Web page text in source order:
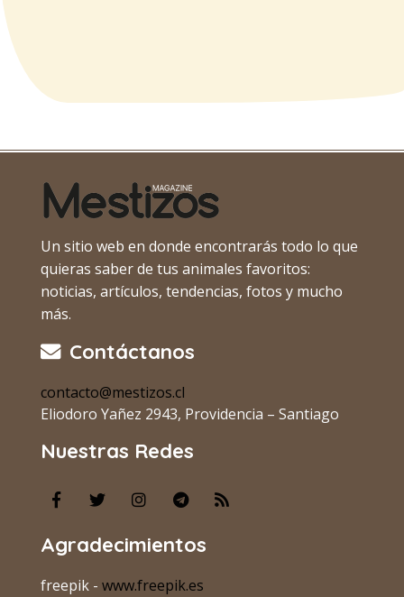
Un sitio web en donde encontrarás todo lo que
quieras saber de tus animales favoritos:
noticias, artículos, tendencias, fotos y mucho
más.
Contáctanos
contacto@mestizos.cl
Eliodoro Yañez 2943, Providencia – Santiago
Nuestras Redes
Agradecimientos
freepik - www.freepik.es